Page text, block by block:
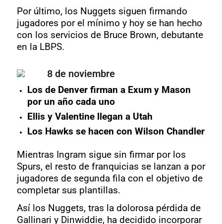
Por último, los Nuggets siguen firmando
jugadores por el mínimo y hoy se han hecho
con los servicios de Bruce Brown, debutante
en la LBPS.
8 de noviembre
Los de Denver firman a Exum y Mason
por un año cada uno
Ellis y Valentine llegan a Utah
Los Hawks se hacen con Wilson Chandler
Mientras Ingram sigue sin firmar por los
Spurs, el resto de franquicias se lanzan a por
jugadores de segunda fila con el objetivo de
completar sus plantillas.
Así los Nuggets, tras la dolorosa pérdida de
Gallinari y Dinwiddie, ha decidido incorporar